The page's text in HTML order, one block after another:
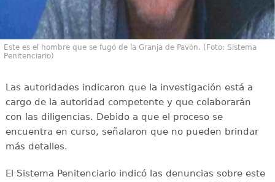
Este es el hombre que se fugó de la Granja de Pavón. (Foto: Sistema
Penitenciario)
Las autoridades indicaron que la investigación está a
cargo de la autoridad competente y que colaborarán
con las diligencias. Debido a que el proceso se
encuentra en curso, señalaron que no pueden brindar
más detalles.
El Sistema Penitenciario indicó las denuncias sobre este